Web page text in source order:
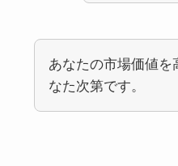
あなたの市場価値を
なた次第です。